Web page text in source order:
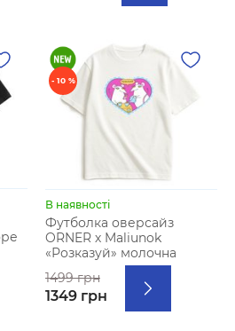
- 10 %
В наявності
Футболка оверсайз
ORNER х Maliunok
«Розказуй» молочна
1499 грн
1349 грн